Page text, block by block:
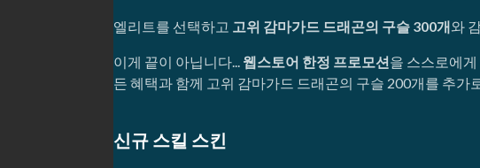
엘리트를 선택하고 고위 감마가드 드래곤의 구슬 300개와
이게 끝이 아닙니다... 웹스토어 한정 프로모션을 스스로에
든 혜택과 함께 고위 감마가드 드래곤의 구슬 200개를 추가
신규 스킬 스킨